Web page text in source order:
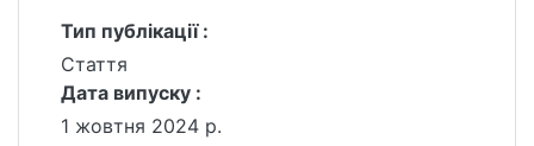
Тип публікації :
Стаття
Дата випуску :
1 жовтня 2024 р.